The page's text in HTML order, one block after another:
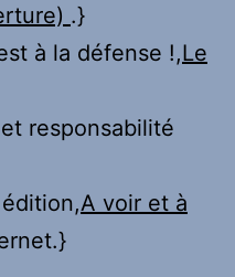
.}
à la défense !,Le
responsabilité
A voir et à